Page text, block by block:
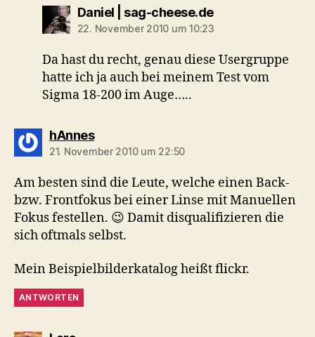
Daniel | sag-cheese.desagt:
22. November 2010 um 10:23
Da hast du recht, genau diese Usergruppe
hatte ich ja auch bei meinem Test vom
Sigma 18-200 im Auge…..
hAnnessagt:
21. November 2010 um 22:50
Am besten sind die Leute, welche einen Back-
bzw. Frontfokus bei einer Linse mit Manuellen
Fokus festellen. 😉 Damit disqualifizieren die
sich oftmals selbst.
Mein Beispielbilderkatalog heißt flickr.
ANTWORTEN